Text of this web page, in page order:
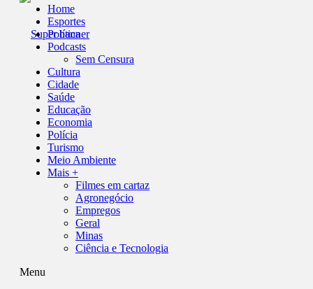
Home
Esportes
Política
Podcasts
Sem Censura
Cultura
Cidade
Saúde
Educação
Economia
Polícia
Turismo
Meio Ambiente
Mais +
Filmes em cartaz
Agronegócio
Empregos
Geral
Minas
Ciência e Tecnologia
Menu